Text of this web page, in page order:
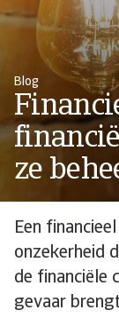
Blog
ze
Een
onzekerheid
de financiële
gevaar